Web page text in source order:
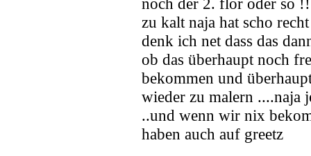
noch der 2. flor oder so
zu kalt naja hat scho
denk ich net dass das
ob das überhaupt noch
bekommen und
wieder zu malern ....naja
..und wenn wir nix
haben auch auf greetz